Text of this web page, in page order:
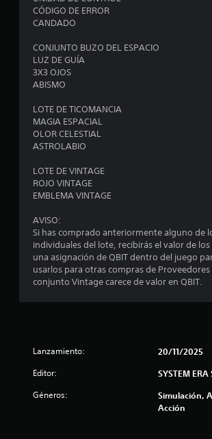
CÓDIGO DE ERROR
CANDADO
CONJUNTO BUZO DEL ESPACIO
LUZ DE GUÍA
3X3 OJOS
ABISMO
LOTE DE TICOMANCIA
MAGIA ESPACIAL
OLOR CELESTIAL
ASTROLABIO
LOTE DE VINTAGE
ROJO VINTAGE
EMBLEMA VINTAGE
AVISO:
Si has comprado anteriormente alguno de
individuales del lote, recibirás el valor de
una asignación de QBIT dentro del juego
usarlos para otras compras de Proveedores
conjunto Vintage carece de valor en QBIT.
Lanzamiento: 20/11/2025
Editor: SYSTEM ERA
Géneros:
Simulación,
Acción